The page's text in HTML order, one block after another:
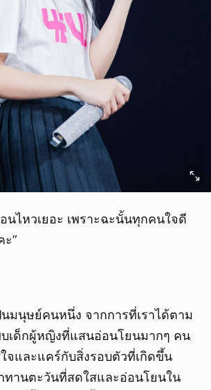
นไหวเยอะ เพราะฉะนั้นทุกคนใจดี
”
มนุษย์คนหนึ่ง จากการที่เราได้ตาม
เด็กผู้หญิงที่แสนอ่อนโยนมากๆ คน
จและแคร์กับสิ่งรอบตัวที่เกิดขึ้น
ทานตะวันที่สดใสและอ่อนโยนใน